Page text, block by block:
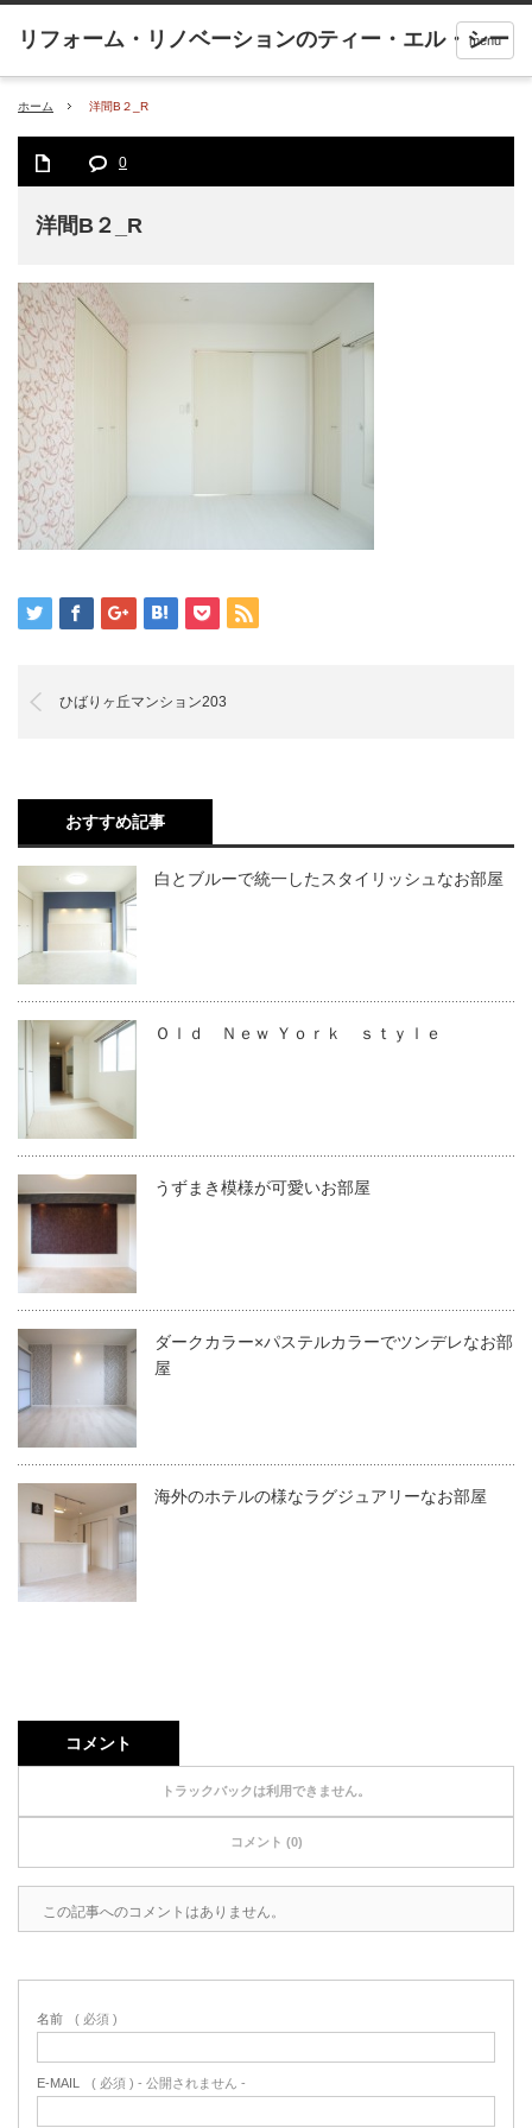
menu
ホーム 洋間B２_R
0
洋間B２_R
ひばりヶ丘マンション203
おすすめ記事
白とブルーで統一したスタイリッシュなお部屋
Ｏｌｄ Ｎｅｗ Ｙｏｒｋ ｓｔｙｌｅ
うずまき模様が可愛いお部屋
ダークカラー×パステルカラーでツンデレなお部
屋
海外のホテルの様なラグジュアリーなお部屋
コメント
トラックバックは利用できません。
コメント (0)
この記事へのコメントはありません。
名前 ( 必須 )
E-MAIL ( 必須 ) - 公開されません -